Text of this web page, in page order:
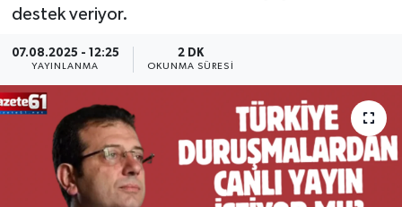
destek veriyor.
07.08.2025 - 12:25
YAYINLANMA
2 DK
OKUNMA SÜRESI